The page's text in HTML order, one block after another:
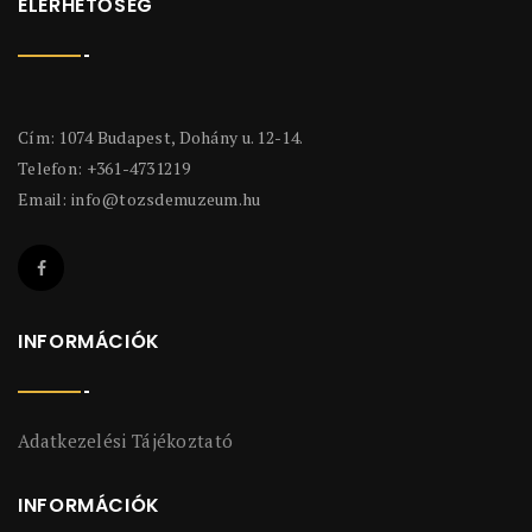
Cím: 1074 Budapest, Dohány u. 12-14.
Telefon: +361-4731219
Email: info@tozsdemuzeum.hu
INFORMÁCIÓK
Adatkezelési Tájékoztató
INFORMÁCIÓK